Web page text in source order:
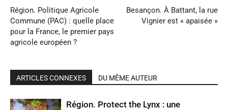
Région. Politique Agricole
Commune (PAC) : quelle place
pour la France, le premier pays
agricole européen ?
Besançon. À Battant, la rue
Vignier est « apaisée »
ARTICLES CONNEXES DU MÊME AUTEUR
Région. Protect the Lynx : une